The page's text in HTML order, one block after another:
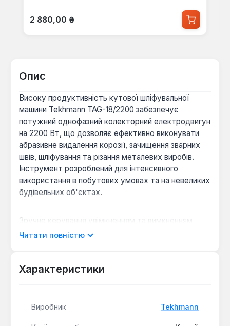
Звичайна ціна:
2 880,00 ₴
Опис
Високу продуктивність кутової шліфувальної
машини Tekhmann TAG-18/2200 забезпечує
потужний однофазний колекторний електродвигун
на 2200 Вт, що дозволяє ефективно виконувати
абразивне видалення корозії, зачищення зварних
швів, шліфування та різання металевих виробів.
Інструмент розроблений для інтенсивного
використання в побутових умовах та на невеликих
будівельних об'єктах.
Зручне керування увімкненням та вимкненням
здійснюється однією клавішею, що підвищує
допомогою стяжного гвинта, забезпечуючи
дозволяє встановлювати передню рукоятку в
Читати повністю
Характеристики
Виробник Tekhmann